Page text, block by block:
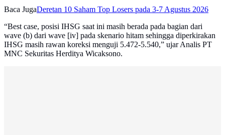
Baca JugaDeretan 10 Saham Top Losers pada 3-7 Agustus 2026
“Best case, posisi IHSG saat ini masih berada pada bagian dari
wave (b) dari wave [iv] pada skenario hitam sehingga diperkirakan
IHSG masih rawan koreksi menguji 5.472-5.540,” ujar Analis PT
MNC Sekuritas Herditya Wicaksono.